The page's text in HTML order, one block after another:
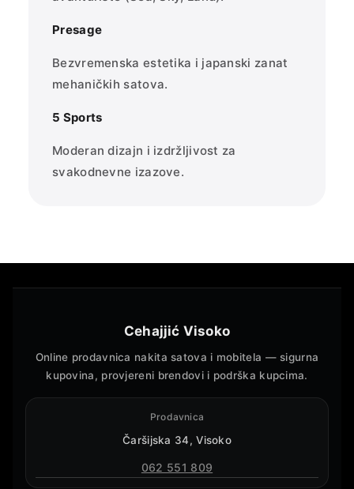
Presage
Bezvremenska estetika i japanski zanat
mehaničkih satova.
5 Sports
Moderan dizajn i izdržljivost za
svakodnevne izazove.
Cehajjić Visoko
Online prodavnica nakita satova i mobitela — sigurna
kupovina, provjereni brendovi i podrška kupcima.
Prodavnica
Čaršijska 34, Visoko
062 551 809